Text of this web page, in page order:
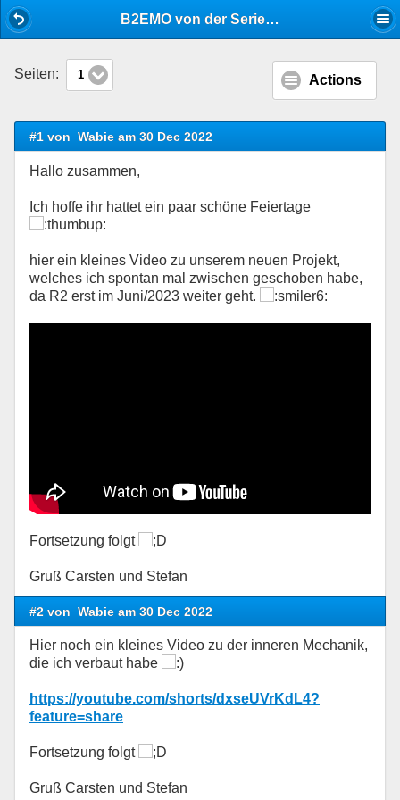
B2EMO von der Serie Andor
Seiten: 1 Actions
#1 von Wabie am 30 Dec 2022
Hallo zusammen,
Ich hoffe ihr hattet ein paar schöne Feiertage
hier ein kleines Video zu unserem neuen Projekt,
welches ich spontan mal zwischen geschoben habe,
da R2 erst im Juni/2023 weiter geht.
Fortsetzung folgt
Gruß Carsten und Stefan
#2 von Wabie am 30 Dec 2022
Hier noch ein kleines Video zu der inneren Mechanik,
die ich verbaut habe
https://youtube.com/shorts/dxseUVrKdL4?
feature=share
Fortsetzung folgt
Gruß Carsten und Stefan